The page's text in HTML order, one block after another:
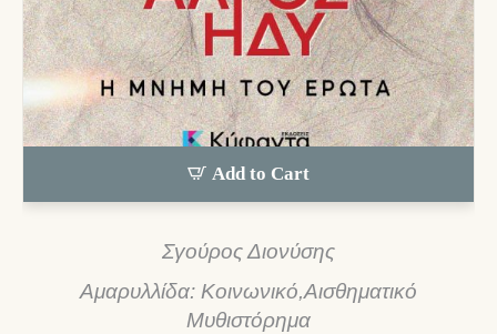
Add to Cart
Σγούρος Διονύσης
Αμαρυλλίδα: Κοινωνικό,Αισθηματικό
Μυθιστόρημα